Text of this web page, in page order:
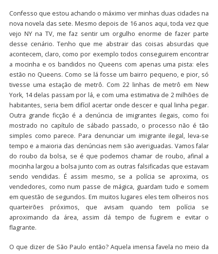
Confesso que estou achando o máximo ver minhas duas cidades na
nova novela das sete. Mesmo depois de 16 anos aqui, toda vez que
vejo NY na TV, me faz sentir um orgulho enorme de fazer parte
desse cenário. Tenho que me abstrair das coisas absurdas que
acontecem, claro, como por exemplo todos conseguirem encontrar
a mocinha e os bandidos no Queens com apenas uma pista: eles
estão no Queens. Como se lá fosse um bairro pequeno, e pior, só
tivesse uma estação de metrô. Com 22 linhas de metrô em New
York, 14 delas passam por lá, e com uma estimativa de 2 milhões de
habitantes, seria bem difícil acertar onde descer e qual linha pegar.
Outra grande ficção é a denúncia de imigrantes ilegais, como foi
mostrado no capítulo de sábado passado, o processo não é tão
simples como parece. Para denunciar um imigrante ilegal, leva-se
tempo e a maioria das denúncias nem são averiguadas. Vamos falar
do roubo da bolsa, se é que podemos chamar de roubo, afinal a
mocinha largou a bolsa junto com as outras falsificadas que estavam
sendo vendidas. É assim mesmo, se a polícia se aproxima, os
vendedores, como num passe de mágica, guardam tudo e somem
em questão de segundos. Em muitos lugares eles tem olheiros nos
quarteirões próximos, que avisam quando tem polícia se
aproximando da área, assim dá tempo de fugirem e evitar o
flagrante.
O que dizer de São Paulo então? Aquela imensa favela no meio da